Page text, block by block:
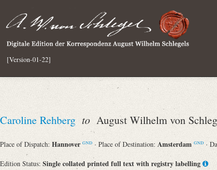
[Version-01-22]
Caroline Rehberg to August Wilhelm von
Place of Dispatch: Hannover GND · Place of Destination: Amsterdam GND ·
Edition Status: Single collated printed full text with registry labelling